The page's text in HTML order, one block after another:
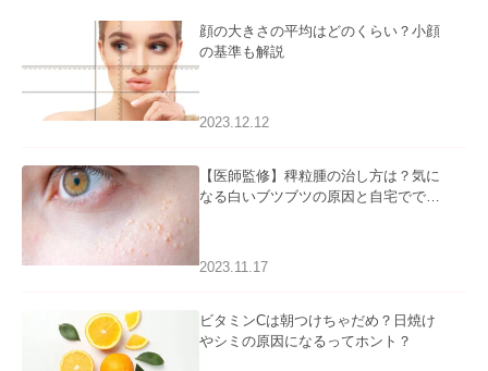
顔の大きさの平均はどのくらい？小顔
の基準も解説
2023.12.12
【医師監修】稗粒腫の治し方は？気に
なる白いブツブツの原因と自宅ででき
2023.11.17
ビタミンCは朝つけちゃだめ？日焼け
やシミの原因になるってホント？